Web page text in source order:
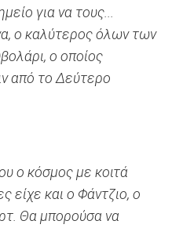
για να τους...
ο καλύτερος όλων των
ο οποίος
από το Δεύτερο
ο κόσμος με κοιτά
είχε και ο Φάντζιο, ο
Θα μπορούσα να